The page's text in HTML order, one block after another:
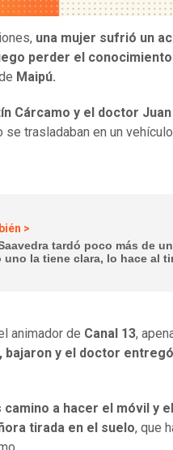
una mujer sufrió un
perder el conocimiento
Maipú.
Cárcamo y el doctor
trasladaban en un
>
tardó poco más de
uno la tiene clara, lo hace al
animador de Canal 13,
bajaron y el doctor
camino a hacer el móvil y
tirada en el suelo, que